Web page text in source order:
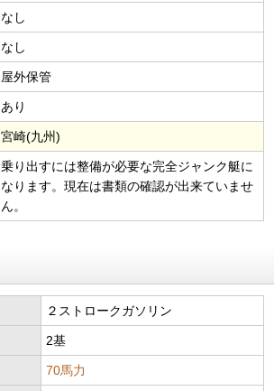
なし
なし
屋外保管
あり
宮崎(九州)
乗り出すには整備が必要な完全ジャンク艇に
なります。現在は書類の確認が出来ていませ
ん。
２ストロークガソリン
2基
70馬力